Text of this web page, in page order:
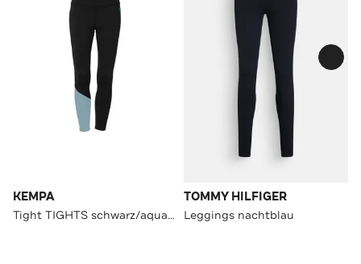
KEMPA
Tight TIGHTS schwarz/aqua Slim
TOMMY HILFIGER
Leggings nachtblau